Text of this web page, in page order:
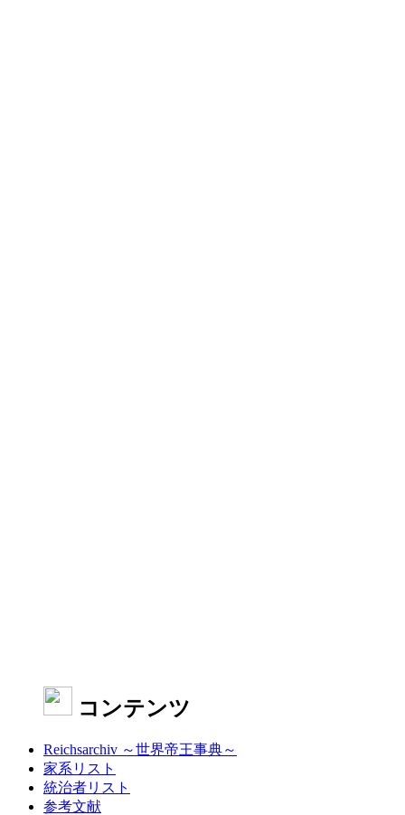
コンテンツ
Reichsarchiv ～世界帝王事典～
家系リスト
統治者リスト
参考文献